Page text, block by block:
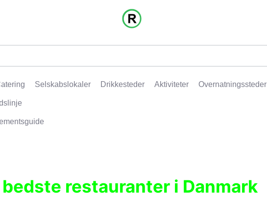
Selskabslokaler Drikkesteder Aktiviteter Overnatningssteder
restauranter i Danmark